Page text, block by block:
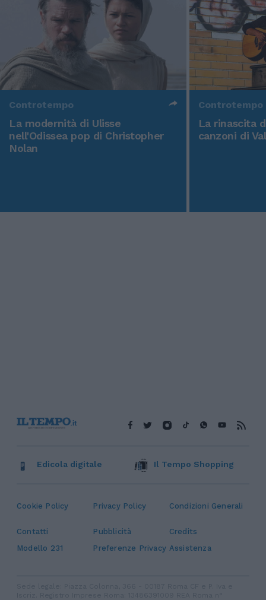
Controtempo
La modernità di Ulisse
nell'Odissea pop di Christopher
Nolan
Controtempo
La rinascita
canzoni di
Cookie Policy Privacy Policy Condizioni Generali
Contatti Pubblicità
Credits
Modello 231
Preferenze Privacy Assistenza
Edicola digitale Il Tempo Shopping